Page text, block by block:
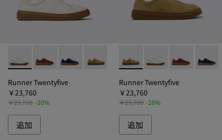
Runner Twentyfive - K101105-009 - ランナートゥエンテ
Runner Twentyfive - K101105-006 - ランナートゥ
Runner Twentyfive - K101105-005 - ランナ
Runner Twentyfive - K101105-002 -
Runner Twentyfive
￥23,760
￥29,700 -20%
追加
Runner Twentyfive -
Runner Twentyfive -
Runner
Runner Twentyfive
￥23,760
￥29,700 -20%
追加